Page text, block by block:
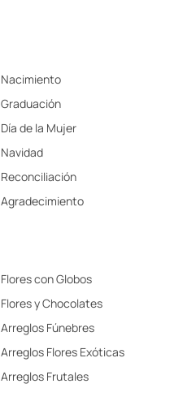
Nacimiento
Graduación
Día de la Mujer
Navidad
Reconciliación
Agradecimiento
Flores con Globos
Flores y Chocolates
Arreglos Fúnebres
Arreglos Flores Exóticas
Arreglos Frutales